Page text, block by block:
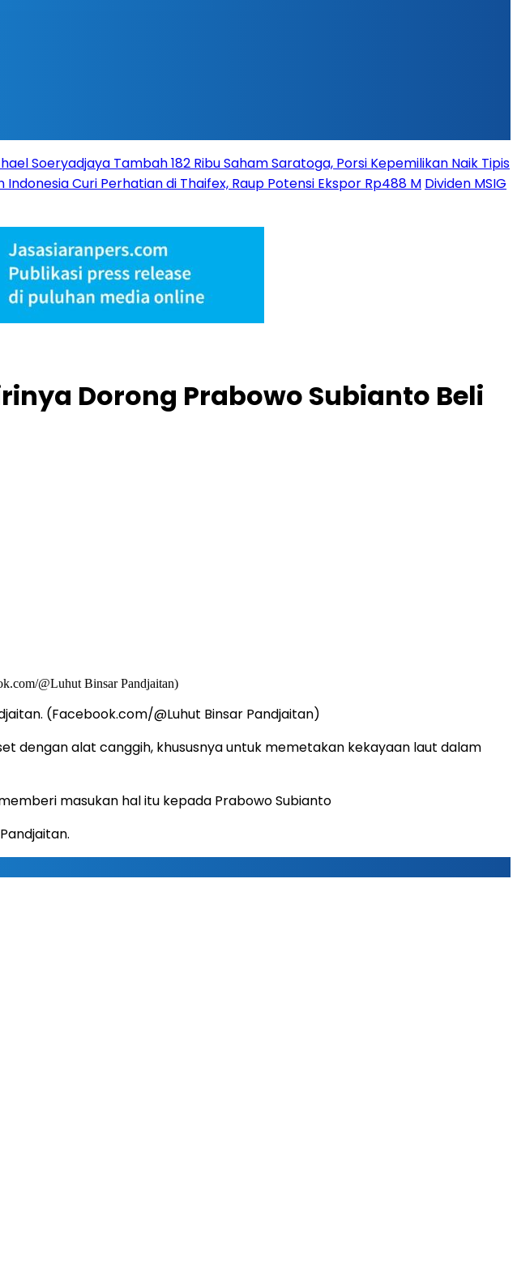
Soeryadjaya Tambah 182 Ribu Saham Saratoga, Porsi Kepemilikan Naik Tipis
Indonesia Curi Perhatian di Thaifex, Raup Potensi Ekspor Rp488 M Dividen MSIG
Dorong Prabowo Subianto Beli
(Facebook.com/@Luhut Binsar Pandjaitan)
dengan alat canggih, khususnya untuk memetakan kekayaan laut dalam
masukan hal itu kepada Prabowo Subianto